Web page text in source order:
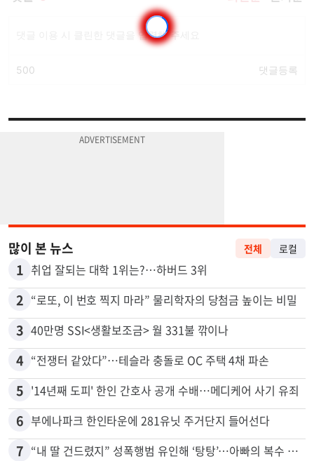
많이 본 뉴스 전체 로컬
1 취업 잘되는 대학 1위는?…하버드 3위
2 “로또, 이 번호 찍지 마라” 물리학자의 당첨금 높이는 비밀
3 40만명 SSI<생활보조금> 월 331불 깎이나
4 “전쟁터 같았다”…테슬라 충돌로 OC 주택 4채 파손
5 '14년째 도피' 한인 간호사 공개 수배…메디케어 사기 유죄
6 부에나파크 한인타운에 281유닛 주거단지 들어선다
7 “내 딸 건드렸지” 성폭행범 유인해 ‘탕탕’…아빠의 복수 결말